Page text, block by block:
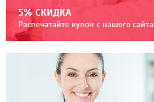
5% СКИДКА
Распечатайте купон с нашего сайта